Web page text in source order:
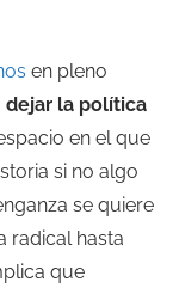
en pleno
dejar la política
en el que
si no algo
se quiere
radical hasta
que